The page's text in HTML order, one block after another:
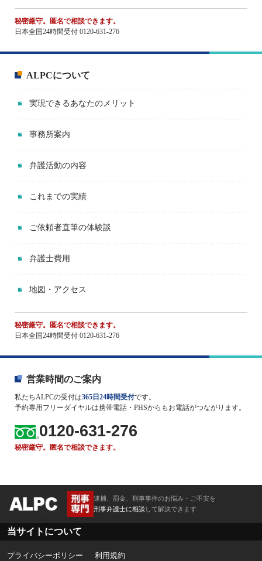
秘密厳守。匿名で相談できます。
日本全国24時間受付 0120-631-276
ALPCについて
実現できるあなたのメリット
事務所案内
弁護活動の内容
これまでの実績
ご依頼者直筆の体験談
弁護士費用
地図・アクセス
秘密厳守。匿名で相談できます。
日本全国24時間受付 0120-631-276
営業時間のご案内
私たちALPCの受付は365日24時間受付です。
予約専用フリーダイヤルは携帯電話・PHSからもお電話がつながります。
0120-631-276
秘密厳守。匿名で相談できます。
逮捕、罰金、刑事事件のお悩み・ご不安を
刑事弁護士に相談 して解決できます
当サイトについて
プライバシーポリシー 利用規約